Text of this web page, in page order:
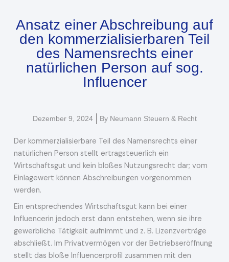
Ansatz einer Abschreibung auf
den kommerzialisierbaren Teil
des Namensrechts einer
natürlichen Person auf sog.
Influencer
Dezember 9, 2024 ByNeumann Steuern & Recht
Der kommerzialisierbare Teil des Namensrechts einer
natürlichen Person stellt ertragsteuerlich ein
Wirtschaftsgut und kein bloßes Nutzungsrecht dar; vom
Einlagewert können Abschreibungen vorgenommen
werden.
Ein entsprechendes Wirtschaftsgut kann bei einer
Influencerin jedoch erst dann entstehen, wenn sie ihre
gewerbliche Tätigkeit aufnimmt und z. B. Lizenzverträge
abschließt. Im Privatvermögen vor der Betriebseröffnung
stellt das bloße Influencerprofil zusammen mit den